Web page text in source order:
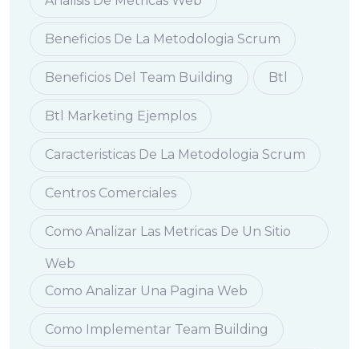
Beneficios De La Metodologia Scrum
Beneficios Del Team Building Btl
Btl Marketing Ejemplos
Caracteristicas De La Metodologia Scrum
Centros Comerciales
Como Analizar Las Metricas De Un Sitio
Web
Como Analizar Una Pagina Web
Como Implementar Team Building